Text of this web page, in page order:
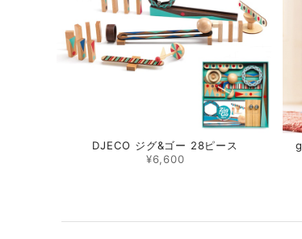
DJECO ジグ&ゴー 28ピース
¥6,600